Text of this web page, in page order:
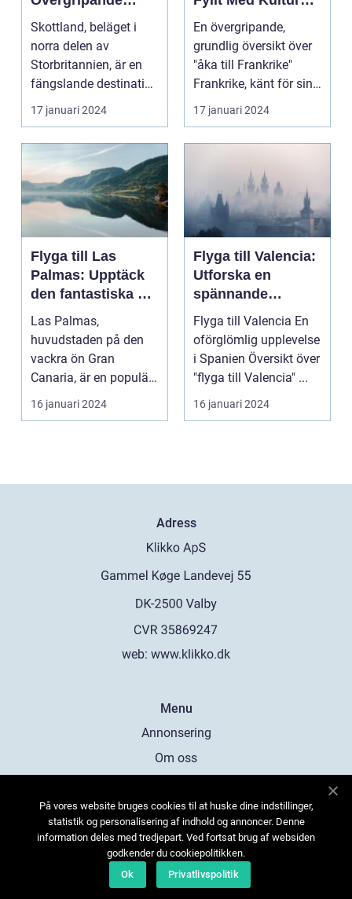
Översikt
Skottland, beläget i
norra delen av
Storbritannien, är en
fängslande destination
för turister världe...
17 januari 2024
och Skönhet
En övergripande,
grundlig översikt över
"åka till Frankrike"
Frankrike, känt för sin
rika historia,...
17 januari 2024
Flyga till Las
Palmas: Upptäck
den fantastiska ön
Gran Canaria
Las Palmas,
huvudstaden på den
vackra ön Gran
Canaria, är en populär
resedestination för
privatperso...
16 januari 2024
Flyga till Valencia:
Utforska en
spännande
destination
Flyga till Valencia En
oförglömlig upplevelse
i Spanien Översikt över
"flyga till Valencia" ...
16 januari 2024
Adress
web: www.klikko.dk
Menu
Annonsering
Om oss
Kontakta oss
Sitemap
På vores website bruges cookies til at huske dine indstillinger,
statistik og personalisering af indhold og annoncer. Denne
information deles med tredjepart. Ved fortsat brug af websiden
godkender du cookiepolitikken.
Ok
Privatlivspolitik